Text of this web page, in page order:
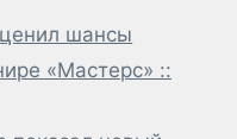
шансы
«Мастерс» ::